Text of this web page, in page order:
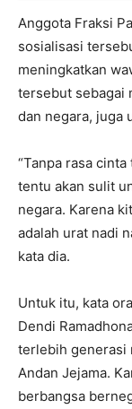
Anggota Fraksi
sosialisasi
meningkatkan
tersebut sebagai
dan negara, juga
“Tanpa rasa
tentu akan sulit
negara. Karena
adalah urat nadi
kata dia.
Untuk itu, kata
Dendi
terlebih generasi
Andan Jejama.
berbangsa